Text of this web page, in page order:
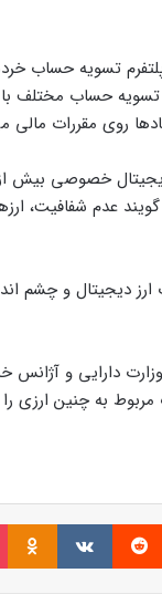
تسویه حساب
حساب مختلف
روی مقررات
دیجیتال خصوصی
عدم شفافیت،
دیجیتال و چشم
دارایی و
به چنین ارزی را
Reddit
VKontakte
Odnoklassniki